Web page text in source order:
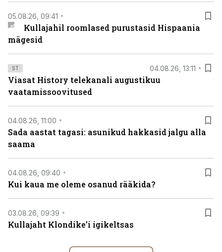
05.08.26, 09:41
Kullajahil roomlased purustasid Hispaania
mägesid
ST 04.08.26, 13:11
Viasat History telekanali augustikuu
vaatamissoovitused
04.08.26, 11:00
Sada aastat tagasi: asunikud hakkasid jalgu alla
saama
04.08.26, 09:40
Kui kaua me oleme osanud rääkida?
03.08.26, 09:39
Kullajaht Klondike’i igikeltsas